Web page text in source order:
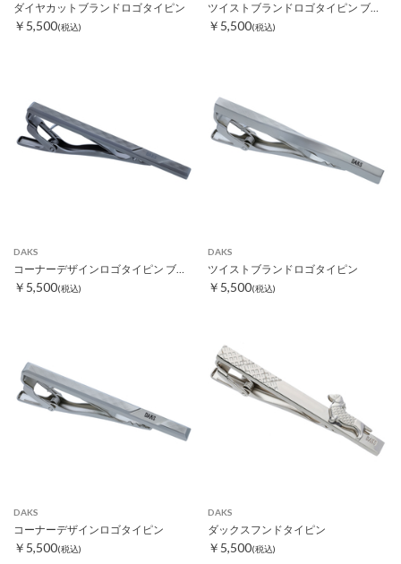
ダイヤカットブランドロゴタイピン
￥5,500(税込)
ツイストブランドロゴタイピン ブラック
￥5,500(税込)
DAKS
￥5,500(税込)
DAKS
ツイストブランドロゴタイピン
￥5,500(税込)
DAKS
コーナーデザインロゴタイピン
￥5,500(税込)
DAKS
ダックスフンドタイピン
￥5,500(税込)